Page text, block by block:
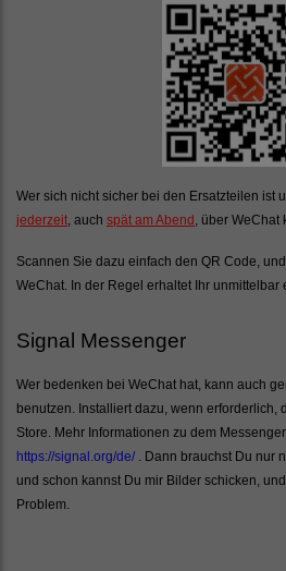
Wer sich nicht sicher bei den Ersatzteilen ist
jederzeit , auch spät am Abend , über WeChat
Scannen Sie dazu einfach den QR Code,
WeChat. In der Regel erhaltet Ihr unmittelbar
Signal Messenger
Wer bedenken bei WeChat hat, kann auch
benutzen. Installiert dazu, wenn erforderlich,
Store. Mehr Informationen zu dem
https://signal.org/de/ . Dann brauchst Du nur
und schon kannst Du mir Bilder schicken,
Problem.